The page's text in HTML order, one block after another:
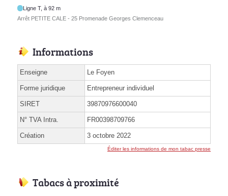
Ligne T, à 92 m
Arrêt PETITE CALE - 25 Promenade Georges Clemenceau
Informations
Enseigne Le Foyen
Forme juridique Entrepreneur individuel
SIRET 39870976600040
N° TVA Intra. FR00398709766
Création 3 octobre 2022
Éditer les informations de mon tabac presse
Tabacs à proximité